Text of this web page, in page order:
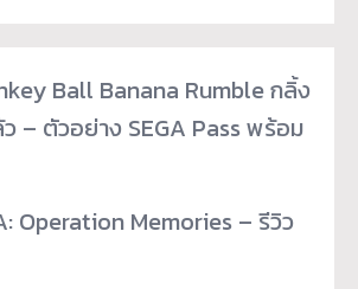
Ball Banana Rumble กลิ้ง
ว – ตัวอย่าง SEGA Pass พร้อม
Operation Memories – รีวิว